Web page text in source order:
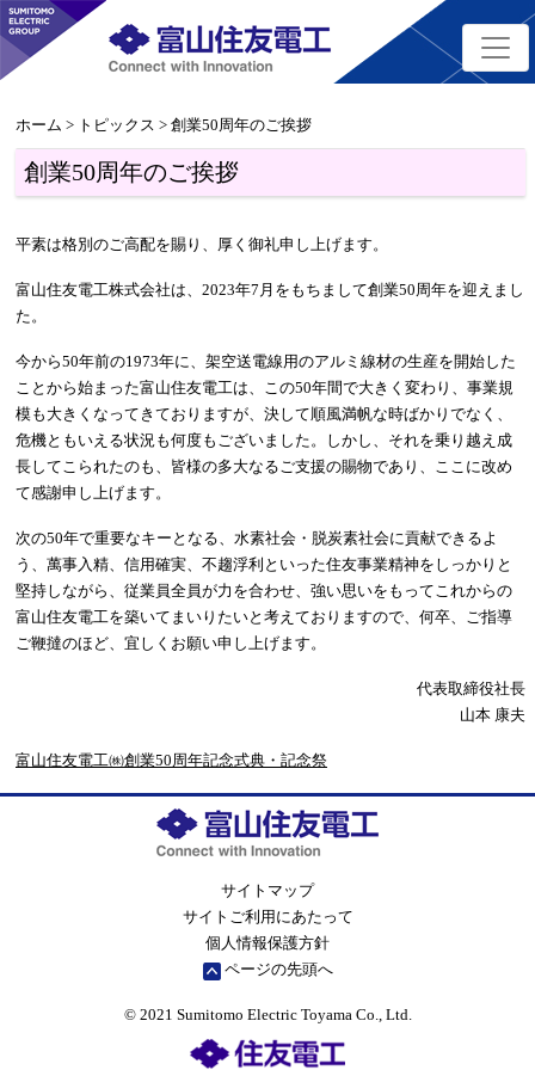
ホーム > トピックス > 創業50周年のご挨拶
創業50周年のご挨拶
平素は格別のご高配を賜り、厚く御礼申し上げます。
富山住友電工株式会社は、2023年7月をもちまして創業50周年を迎えまし
た。
今から50年前の1973年に、架空送電線用のアルミ線材の生産を開始した
ことから始まった富山住友電工は、この50年間で大きく変わり、事業規
模も大きくなってきておりますが、決して順風満帆な時ばかりでなく、
危機ともいえる状況も何度もございました。しかし、それを乗り越え成
長してこられたのも、皆様の多大なるご支援の賜物であり、ここに改め
て感謝申し上げます。
次の50年で重要なキーとなる、水素社会・脱炭素社会に貢献できるよ
う、萬事入精、信用確実、不趨浮利といった住友事業精神をしっかりと
堅持しながら、従業員全員が力を合わせ、強い思いをもってこれからの
富山住友電工を築いてまいりたいと考えておりますので、何卒、ご指導
ご鞭撻のほど、宜しくお願い申し上げます。
代表取締役社長
山本 康夫
富山住友電工㈱創業50周年記念式典・記念祭
サイトマップ
サイトご利用にあたって
個人情報保護方針
ページの先頭へ
© 2021 Sumitomo Electric Toyama Co., Ltd.